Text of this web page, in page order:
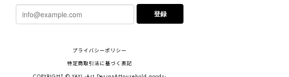
登録
プライバシーポリシー
特定商取引法に基づく表記